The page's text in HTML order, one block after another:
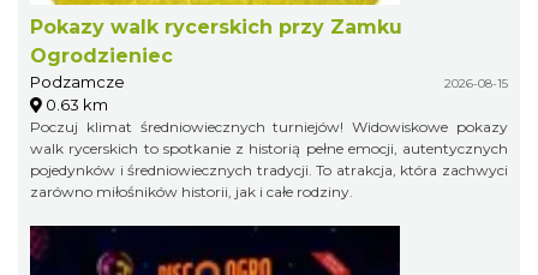
Pokazy walk rycerskich przy Zamku
Ogrodzieniec
Podzamcze 2026-08-15
0.63 km
Poczuj klimat średniowiecznych turniejów! Widowiskowe pokazy
walk rycerskich to spotkanie z historią pełne emocji, autentycznych
pojedynków i średniowiecznych tradycji. To atrakcja, która zachwyci
zarówno miłośników historii, jak i całe rodziny.